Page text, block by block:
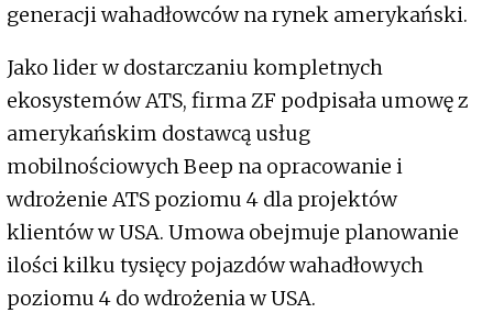
generacji wahadłowców na rynek amerykański.
Jako lider w dostarczaniu kompletnych
ekosystemów ATS, firma ZF podpisała umowę z
amerykańskim dostawcą usług
mobilnościowych Beep na opracowanie i
wdrożenie ATS poziomu 4 dla projektów
klientów w USA. Umowa obejmuje planowanie
ilości kilku tysięcy pojazdów wahadłowych
poziomu 4 do wdrożenia w USA.